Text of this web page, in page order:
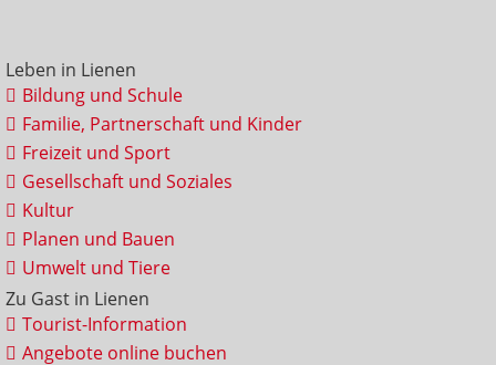
Leben in Lienen
Bildung und Schule
Familie, Partnerschaft und Kinder
Freizeit und Sport
Gesellschaft und Soziales
Kultur
Planen und Bauen
Umwelt und Tiere
Zu Gast in Lienen
Tourist-Information
Angebote online buchen